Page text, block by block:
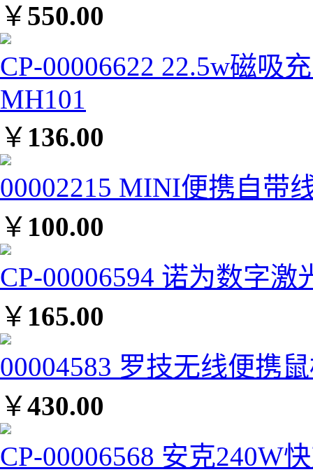
￥550.00
CP-00006622 22.5w磁吸
MH101
￥ 136.00
00002215 MINI便携自带
￥ 100.00
CP-00006594 诺为数字激
￥ 165.00
00004583 罗技无线便携
￥430.00
CP-00006568 安克240W